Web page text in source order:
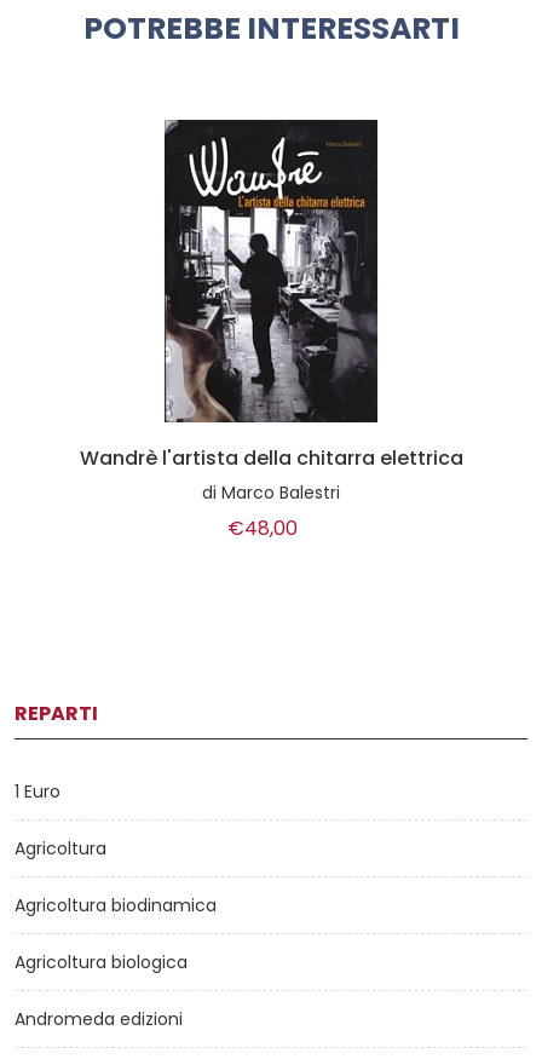
POTREBBE INTERESSARTI
Wandrè l'artista della chitarra elettrica
di Marco Balestri
€48,00
REPARTI
1 Euro
Agricoltura
Agricoltura biodinamica
Agricoltura biologica
Andromeda edizioni